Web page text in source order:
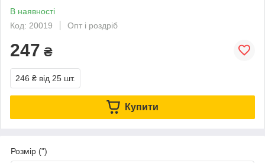
В наявності
Код: 20019
Опт і роздріб
247 ₴
246 ₴ від 25 шт.
Купити
Розмір (")